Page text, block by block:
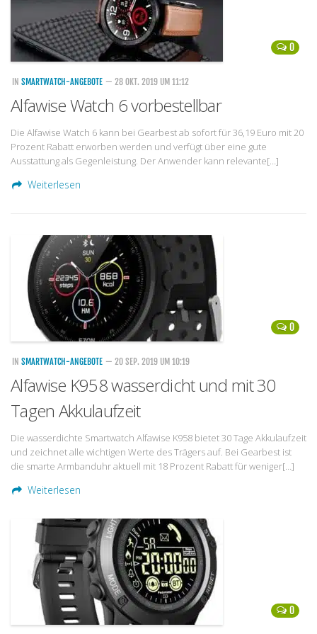
0
IN SMARTWATCH-ANGEBOTE — 28 OKT. 2019 UM 11:12
Alfawise Watch 6 vorbestellbar
Die Alfawise Watch 6 kann bei Gearbest ab sofort für 36,19 Euro mit 20
Prozent Rabatt erworben werden und verfügt über eine gute
Ausstattung als Gegenleistung. Der Anwender kann relevante[…]
Weiterlesen
0
IN SMARTWATCH-ANGEBOTE — 20 SEP. 2019 UM 10:19
Alfawise K958 wasserdicht und mit 30
Tagen Akkulaufzeit
Die wasserdichte Smartwatch Alfawise K958 bietet 30 Tage Akkulaufzeit
und zeichnet alle wichtigen Werte des Trägers auf. Bei Gearbest ist
die smarte Armbanduhr aktuell mit 18 Prozent Rabatt für weniger[…]
Weiterlesen
0